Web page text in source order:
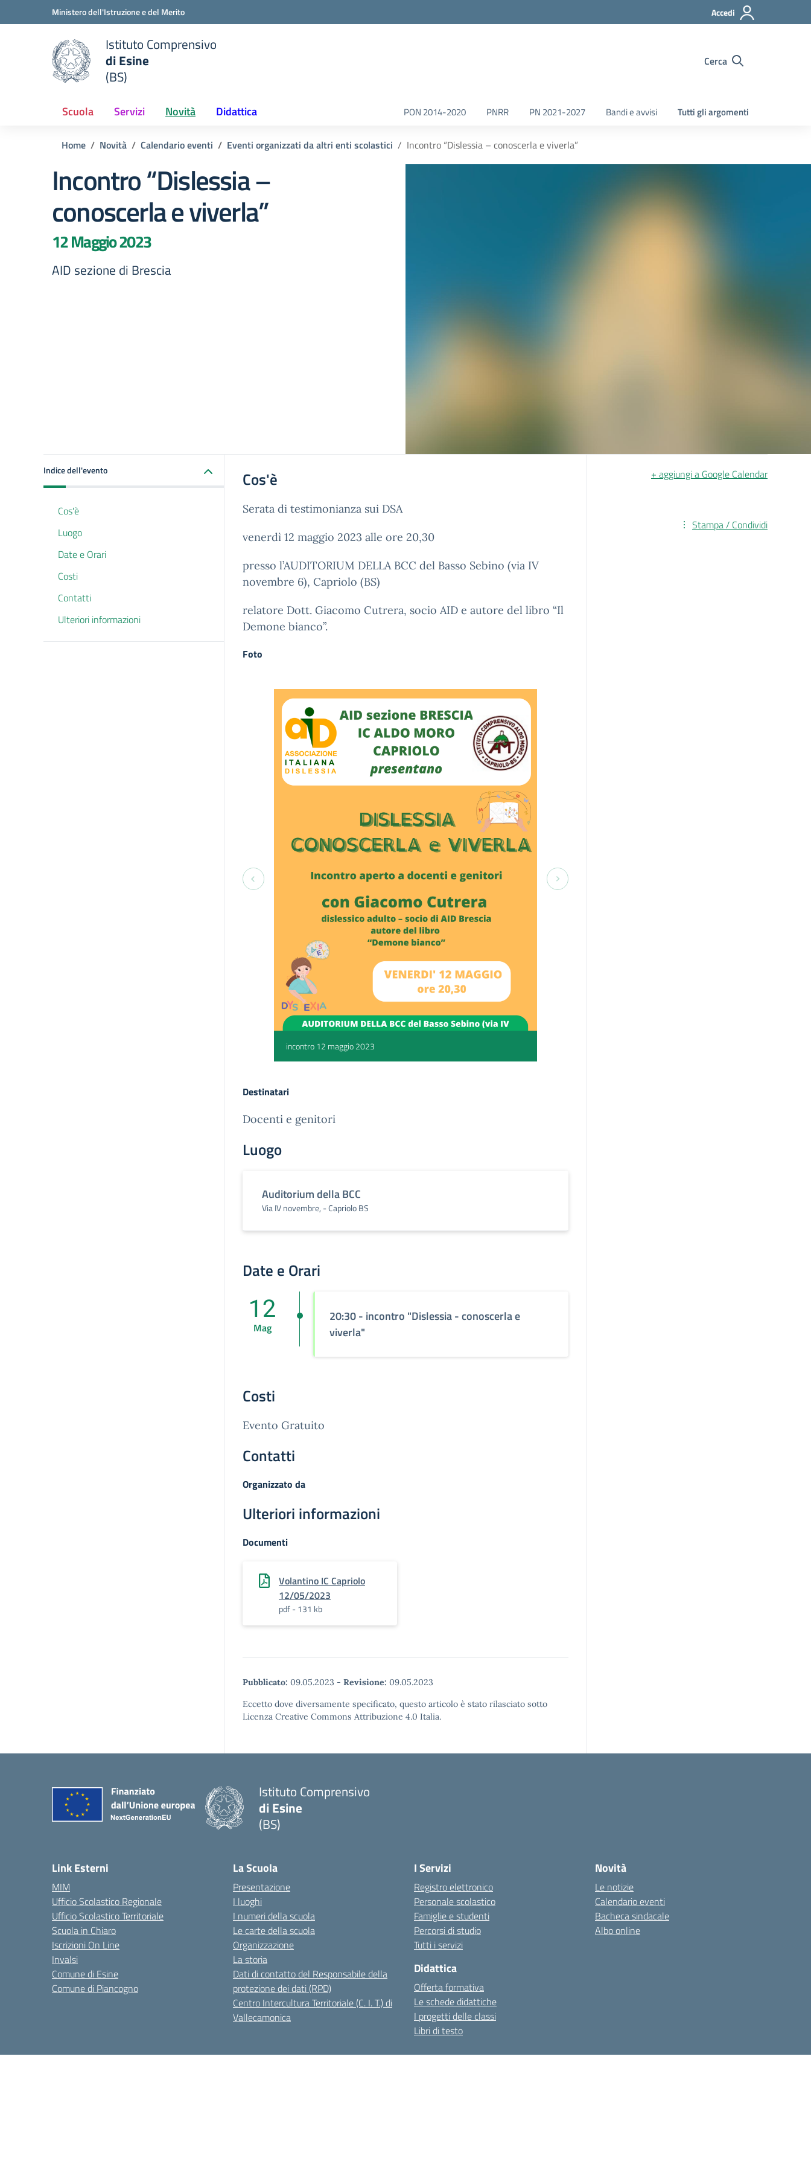
Vai ai contenuti
Vai al menu di navigazioneMinistero dell'Istruzione e del Merito Accedi
scuola
Istituto Comprensivo
di Esine
(BS)
Cerca
Scuola Servizi Novità Didattica PON 2014-2020 PNRR PN 2021-2027 Bandi e avvisi Tutti gli argomenti
Home Novità Calendario eventi Eventi organizzati da altri enti scolastici Incontro “Dislessia – conoscerla e viverla”
Incontro “Dislessia –
conoscerla e viverla”
12 Maggio 2023
AID sezione di Brescia
Indice dell'evento
Cos'è
Luogo
Date e Orari
Costi
Contatti
Ulteriori informazioni
Cos'è
Serata di testimonianza sui DSA
venerdì 12 maggio 2023 alle ore 20,30
presso l’AUDITORIUM DELLA BCC del Basso Sebino (via IV
novembre 6), Capriolo (BS)
relatore Dott. Giacomo Cutrera, socio AID e autore del libro “Il
Demone bianco”.
Foto
incontro 12 maggio 2023
Destinatari
Docenti e genitori
Luogo
Auditorium della BCC
Via IV novembre, - Capriolo BS
Date e Orari
20:30 - incontro "Dislessia - conoscerla e
viverla"
12
Mag
Costi
Evento Gratuito
Contatti
Organizzato da
Ulteriori informazioni
Documenti
Volantino IC Capriolo
12/05/2023
pdf - 131 kb
Pubblicato: 09.05.2023 - Revisione: 09.05.2023
Eccetto dove diversamente specificato, questo articolo è stato rilasciato sotto
Licenza Creative Commons Attribuzione 4.0 Italia.
+ aggiungi a Google Calendar
Stampa / Condividi
Istituto Comprensivo
di Esine
(BS)
Link Esterni
MIM
Ufficio Scolastico Regionale
Ufficio Scolastico Territoriale
Scuola in Chiaro
Iscrizioni On Line
Invalsi
Comune di Esine
Comune di Piancogno
La Scuola
Presentazione
I luoghi
I numeri della scuola
Le carte della scuola
Organizzazione
La storia
Dati di contatto del Responsabile della
protezione dei dati (RPD)
Centro Intercultura Territoriale (C. I. T.) di
Vallecamonica
I Servizi
Registro elettronico
Personale scolastico
Famiglie e studenti
Percorsi di studio
Tutti i servizi
Didattica
Offerta formativa
Le schede didattiche
I progetti delle classi
Libri di testo
Novità
Le notizie
Calendario eventi
Bacheca sindacale
Albo online